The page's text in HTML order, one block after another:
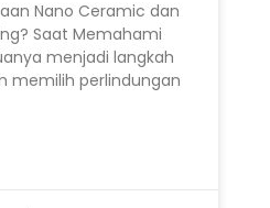
Nano Ceramic dan
Saat Memahami
menjadi langkah
memilih perlindungan